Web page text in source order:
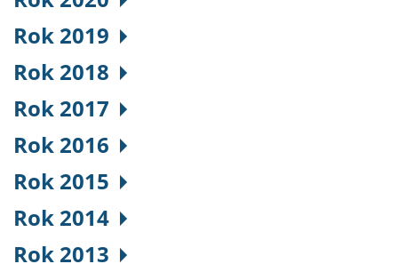
Rok 2019
Rok 2018
Rok 2017
Rok 2016
Rok 2015
Rok 2014
Rok 2013